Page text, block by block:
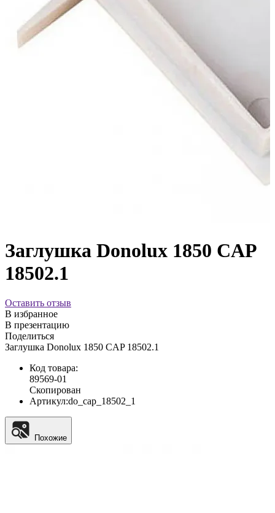
Заглушка Donolux 1850 CAP
18502.1
Оставить отзыв
В избранное
В презентацию
Поделиться
Заглушка Donolux 1850 CAP 18502.1
Код товара:
89569-01
Скопирован
Артикул:do_cap_18502_1
Похожие